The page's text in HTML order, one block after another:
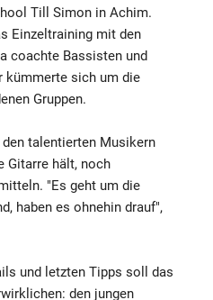
Till Simon in Achim.
Einzeltraining mit den
coachte Bassisten und
kümmerte sich um die
Gruppen.
talentierten Musikern
Gitarre hält, noch
"Es geht um die
haben es ohnehin drauf",
und letzten Tipps soll das
den jungen